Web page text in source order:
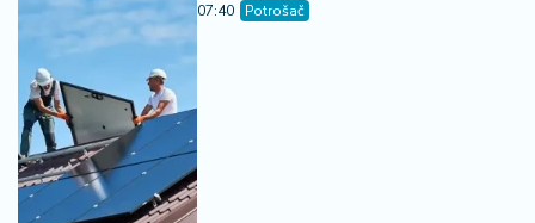
07:40 Potrošač